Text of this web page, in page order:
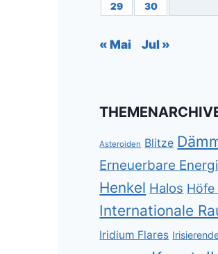
29
30
« Mai Jul »
Asteroiden Blitze
Erneuerbare
Henkel Halos Höfe
Internationale
Iridium Flares